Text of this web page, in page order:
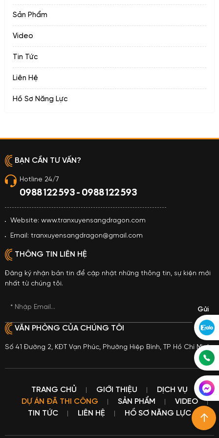
Sản Phẩm
Video
Tin Tức
Liên Hệ
Hồ Sơ Năng Lực
BẠN CẦN TƯ VẤN?
Hotline 24/7
0988 122 593 - 0988 122 593
Website: www.tranxuyensangdragon.com
Email: tranxuyensangdragon@gmail.com
THÔNG TIN LIÊN HỆ
Đăng ký nhận bản tin để cập nhật những thông tin, sự kiện mới
nhất từ chúng tôi.
* Nhập Email...
VĂN PHÒNG CỦA CHÚNG TÔI
Số 41 Đường 2, KĐT Vạn Phúc, Phường Hiệp Bình, TP Hồ Chí Minh
TRANG CHỦ GIỚI THIỆU
DỊCH VỤ
DỰ ÁN ĐÃ THI CÔNG
SẢN PHẨM
VIDEO
TIN TỨC
LIÊN HỆ HỒ SƠ NĂNG LỰC